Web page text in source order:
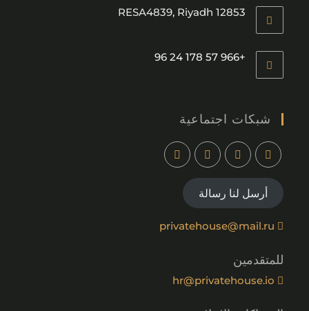
RESA4839, Riyadh 12853
+966 57 178 24 96
شبكات اجتماعية
أرسل لنا رسالة
privatehouse@mail.ru
للمتقدمين
hr@privatehouse.io